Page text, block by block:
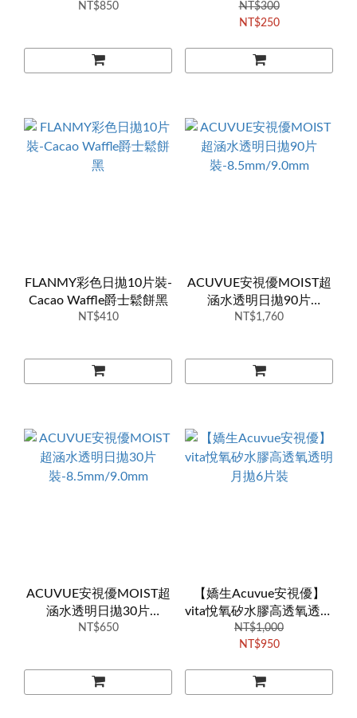
NT$850
列)
NT$300
NT$250
FLANMY彩色日拋10片裝-
Cacao Waffle爵士鬆餅黑
NT$410
ACUVUE安視優MOIST超
涵水透明日拋90片
裝-8.5mm/9.0mm
NT$1,760
ACUVUE安視優MOIST超
涵水透明日拋30片
裝-8.5mm/9.0mm
NT$650
【嬌生Acuvue安視優】
vita悅氧矽水膠高透氧透明
月拋6片裝
NT$1,000
NT$950